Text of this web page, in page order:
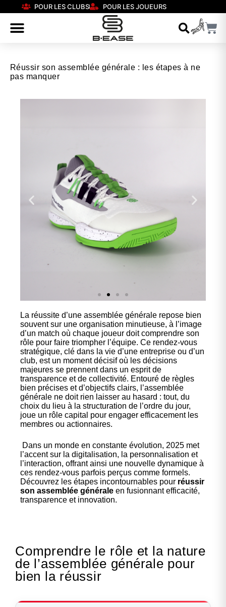
POUR LES CLUBS POUR LES JOUEURS
Réussir son assemblée générale : les étapes à ne
pas manquer
Nos
chaussures
Confort et performance à
prix accessible.
Cliquez ici
La réussite d’une assemblée générale repose bien
souvent sur une organisation minutieuse, à l’image
d’un match où chaque joueur doit comprendre son
rôle pour faire triompher l’équipe. Ce rendez-vous
stratégique, clé dans la vie d’une entreprise ou d’un
club, est un moment décisif où les décisions
majeures se prennent dans un esprit de
transparence et de collectivité. Entouré de règles
bien précises et d’objectifs clairs, l’assemblée
générale ne doit rien laisser au hasard : tout, du
choix du lieu à la structuration de l’ordre du jour,
joue un rôle capital pour engager efficacement les
membres ou actionnaires.
Dans un monde en constante évolution, 2025 met
l’accent sur la digitalisation, la personnalisation et
l’interaction, offrant ainsi une nouvelle dynamique à
ces rendez-vous parfois perçus comme formels.
Découvrez les étapes incontournables pour réussir
son assemblée générale en fusionnant efficacité,
transparence et innovation.
Comprendre le rôle et la nature
de l’assemblée générale pour
bien la réussir